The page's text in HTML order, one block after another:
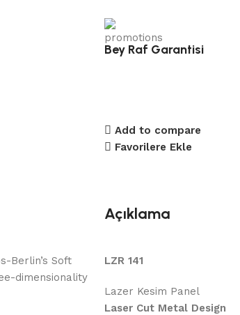
Bey Raf Garantisi
Add to compare
Favorilere Ekle
Berlin’s Soft
dimensionality
Açıklama
LZR 141
Lazer Kesim Panel
Laser Cut Metal Design